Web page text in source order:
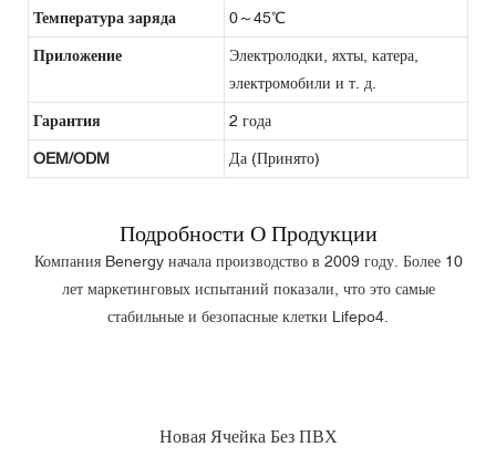
Температура заряда 0～45℃
Приложение
Электролодки, яхты, катера,
электромобили и т. д.
Гарантия 2 года
OEM/ODM Да (Принято)
Подробности О Продукции
Компания Benergy начала производство в 2009 году. Более 10
лет маркетинговых испытаний показали, что это самые
стабильные и безопасные клетки Lifepo4.
Новая Ячейка Без ПВХ